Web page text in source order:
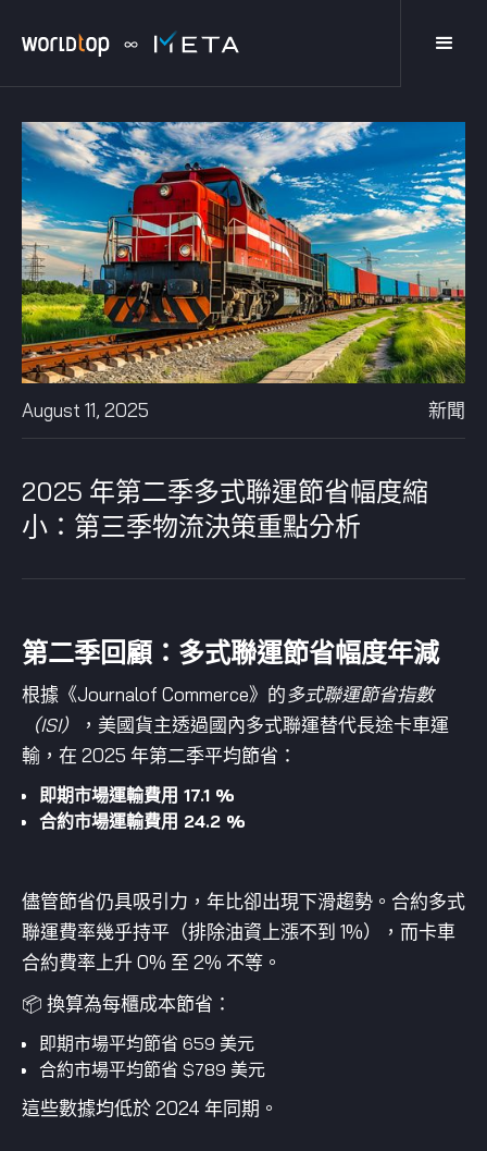
August 11, 2025 新聞
2025 年第二季多式聯運節省幅度縮
小：第三季物流決策重點分析
第二季回顧：多式聯運節省幅度年減
根據《Journalof Commerce》的多式聯運節省指數
（ISI）
，美國貨主透過國內多式聯運替代長途卡車運
輸，在 2025 年第二季平均節省：
即期市場運輸費用 17.1 %
合約市場運輸費用 24.2 %
儘管節省仍具吸引力，年比卻出現下滑趨勢。合約多式
聯運費率幾乎持平（排除油資上漲不到 1%），而卡車
合約費率上升 0% 至 2% 不等。
📦 換算為每櫃成本節省：
即期市場平均節省 659 美元
合約市場平均節省 $789 美元
這些數據均低於 2024 年同期。